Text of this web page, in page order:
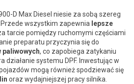
D Max Diesel niesie za sobą szereg
wszystkim zapewnia lepsze
tarcie pomiędzy ruchomymi częściami
preparatu przyczynia się do
, co zapobiega zatykaniu
działanie systemu DPF. Inwestując w
mogą również spodziewać się
oraz wydajniejszej pracy silnika.